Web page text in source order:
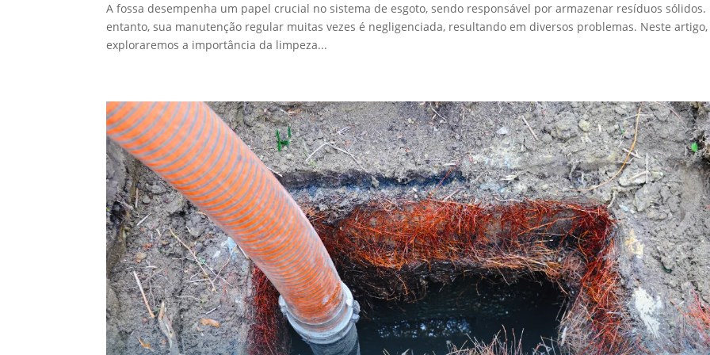
A fossa desempenha um papel crucial no sistema de esgoto, sendo responsável por armazenar resíduos sólidos.
entanto, sua manutenção regular muitas vezes é negligenciada, resultando em diversos problemas. Neste artigo,
exploraremos a importância da limpeza...